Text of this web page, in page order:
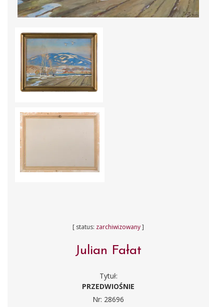
[ status: zarchiwizowany]
Julian Fałat
Tytuł:
PRZEDWIOŚNIE
Nr: 28696